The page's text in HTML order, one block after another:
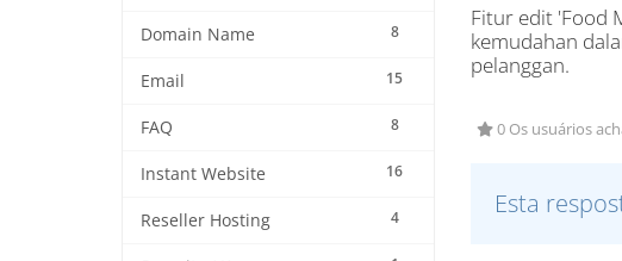
8
Domain Name
15
Email
8
FAQ
16
Instant Website
4
Reseller Hosting
Fitur edit 'Food
kemudahan
pelanggan.
0 Os usuários
Esta